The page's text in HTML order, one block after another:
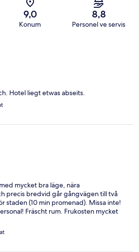
9,0
Konum
8,8
Personel ve servis
Hotel liegt etwas abseits.
mycket bra läge, nära
precis bredvid går gångvägen till två
staden (10 min promenad). Missa inte!
Fräscht rum. Frukosten mycket